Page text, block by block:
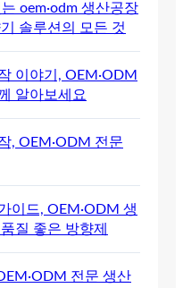
oem·odm 생산공장
솔루션의 모든 것
이야기, OEM·ODM
알아보세요
, OEM·ODM 전문
이드, OEM·ODM 생
질 좋은 방향제
전문 생산